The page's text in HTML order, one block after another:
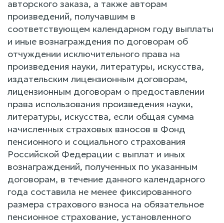
авторского заказа, а также авторам
произведений, получавшим в
соответствующем календарном году выплаты
и иные вознаграждения по договорам об
отчуждении исключительного права на
произведения науки, литературы, искусства,
издательским лицензионным договорам,
лицензионным договорам о предоставлении
права использования произведения науки,
литературы, искусства, если общая сумма
начисленных страховых взносов в Фонд
пенсионного и социального страхования
Российской Федерации с выплат и иных
вознаграждений, полученных по указанным
договорам, в течение данного календарного
года составила не менее фиксированного
размера страхового взноса на обязательное
пенсионное страхование, установленного